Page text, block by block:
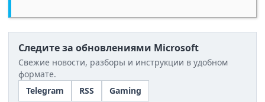
Следите за обновлениями Microsoft
Свежие новости, разборы и инструкции в удобном
формате.
Telegram
RSS Gaming